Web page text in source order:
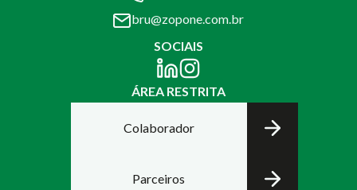
bru@zopone.com.br
SOCIAIS
ÁREA RESTRITA
Colaborador
Parceiros